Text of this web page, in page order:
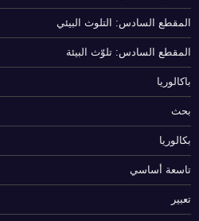
المقطع السادس: التلوث البيئي
المقطع السادس: تلوّث البيئة
باكالوريا
بحث
بكالوريا
تاسعة أساسي
تعبير